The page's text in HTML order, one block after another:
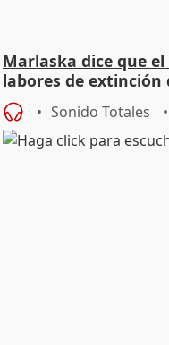
Marlaska dice que
labores de
Sonido Totales